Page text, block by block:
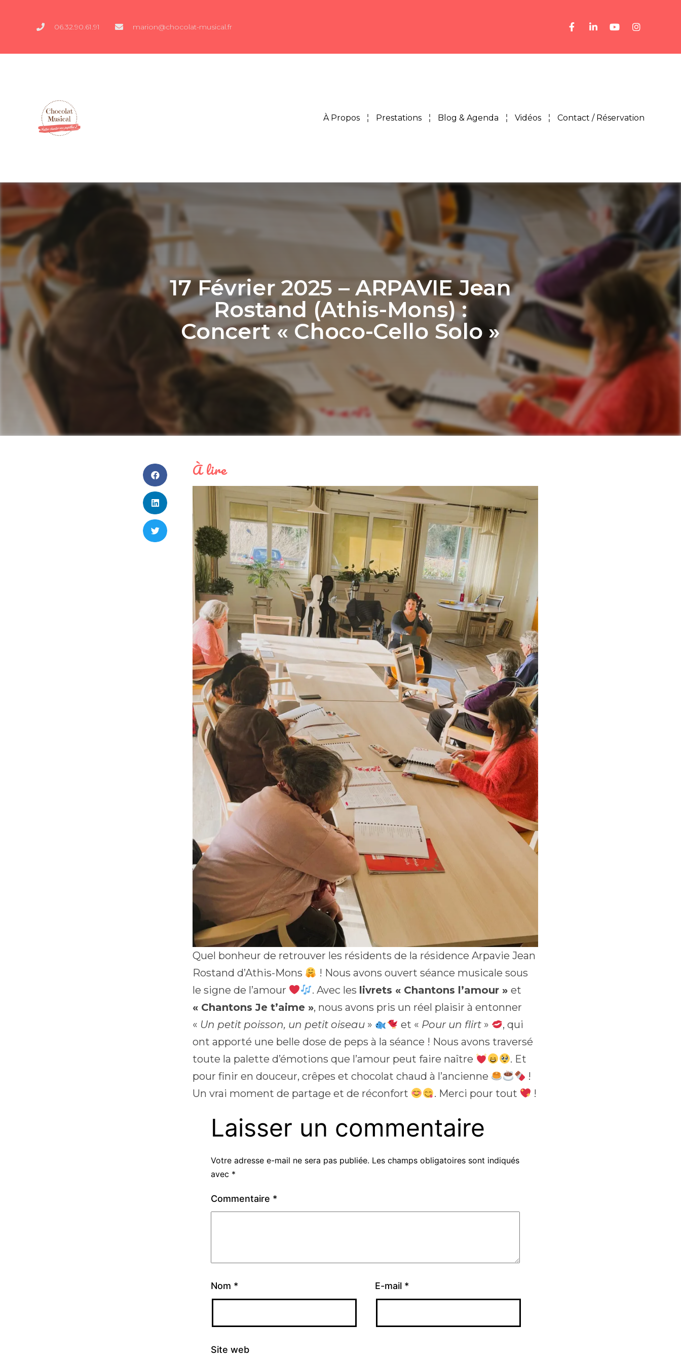
06.32.90.61.91 marion@chocolat-musical.fr
À Propos Prestations Blog & Agenda Vidéos Contact / Réservation
17 Février 2025 – ARPAVIE Jean
Rostand (Athis-Mons) :
Concert « Choco-Cello Solo »
À lire
Quel bonheur de retrouver les résidents de la résidence Arpavie Jean
Rostand d’Athis-Mons
! Nous avons ouvert séance musicale sous
le signe de l’amour
. Avec les livrets « Chantons l’amour » et
« Chantons Je t’aime », nous avons pris un réel plaisir à entonner
« Un petit poisson, un petit oiseau » et « Pour un flirt»
, qui
ont apporté une belle dose de peps à la séance ! Nous avons traversé
toute la palette d’émotions que l’amour peut faire naître
. Et
pour finir en douceur, crêpes et chocolat chaud à l’ancienne
!
Un vrai moment de partage et de réconfort
. Merci pour tout !
Laisser un commentaire
Votre adresse e-mail ne sera pas publiée. Les champs obligatoires sont indiqués
avec *
Commentaire *
Nom * E-mail *
Site web